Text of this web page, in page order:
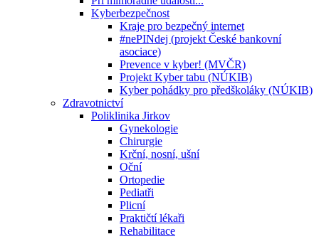
Kyberbezpečnost
Kraje pro bezpečný internet
#nePINdej (projekt České bankovní
asociace)
Prevence v kyber! (MVČR)
Projekt Kyber tabu (NÚKIB)
Kyber pohádky pro předškoláky (NÚKIB)
Zdravotnictví
Poliklinika Jirkov
Gynekologie
Chirurgie
Krční, nosní, ušní
Oční
Ortopedie
Pediatři
Plicní
Praktičtí lékaři
Rehabilitace